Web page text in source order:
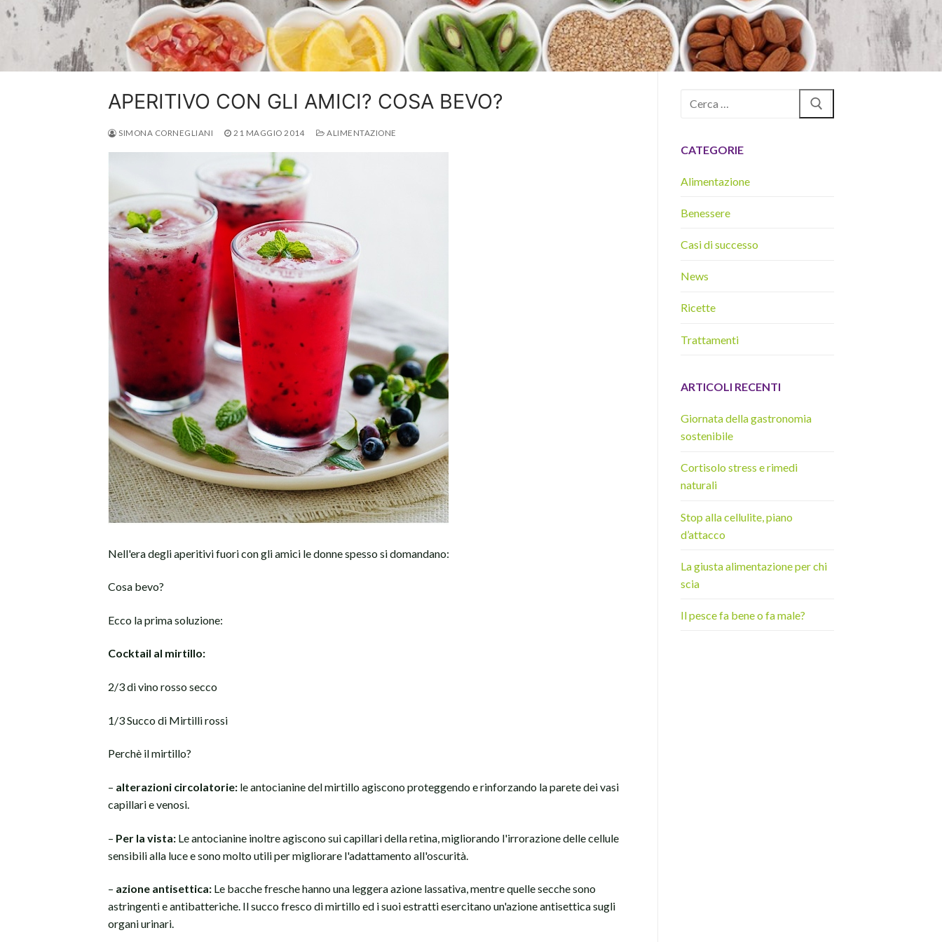
APERITIVO CON GLI AMICI? COSA BEVO?
SIMONA CORNEGLIANI 21 MAGGIO 2014 ALIMENTAZIONE
Nell'era degli aperitivi fuori con gli amici le donne spesso si domandano:
Cosa bevo?
Ecco la prima soluzione:
Cocktail al mirtillo:
2/3 di vino rosso secco
1/3 Succo di Mirtilli rossi
Perchè il mirtillo?
– alterazioni circolatorie: le antocianine del mirtillo agiscono proteggendo e rinforzando la parete dei vasi
capillari e venosi.
– Per la vista: Le antocianine inoltre agiscono sui capillari della retina, migliorando l'irrorazione delle cellule
sensibili alla luce e sono molto utili per migliorare l'adattamento all'oscurità.
– azione antisettica: Le bacche fresche hanno una leggera azione lassativa, mentre quelle secche sono
astringenti e antibatteriche. Il succo fresco di mirtillo ed i suoi estratti esercitano un'azione antisettica sugli
organi urinari.
Cerca:
CATEGORIE
Alimentazione
Benessere
Casi di successo
News
Ricette
Trattamenti
ARTICOLI RECENTI
Giornata della gastronomia
sostenibile
Cortisolo stress e rimedi
naturali
Stop alla cellulite, piano
d’attacco
La giusta alimentazione per chi
scia
Il pesce fa bene o fa male?